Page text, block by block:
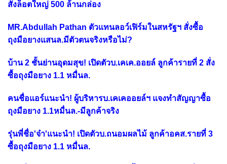
สั่งล็อตใหญ่ 500 ล้านกล่อง
MR.Abdullah Pathan ตัวแทนลอว์เฟิร์มในสหรัฐฯ สั่งซื้อ
ถุงมือยางแสนล.มีตัวตนจริงหรือไม่?
บ้าน 2 ชั้นย่านอุดมสุข! เปิดตัวบ.เคเค.ออยล์ ลูกค้ารายที่ 2 สั่ง
ซื้อถุงมือยาง 1.1 หมื่นล.
คนชื่อแอร์แนะนำ! ผู้บริหารบ.เคเคออยล์ฯ แจงทำสัญญาซื้อ
ถุงมือยาง 1.1หมื่นล.-มีลูกค้าจริง
รุ่นพี่ชื่อ'จ๋า'แนะนำ! เปิดตัวบ.ถนอมผลไม้ ลูกค้าอคส.รายที่ 3
ซื้อถุงมือยาง 1.1 หมื่นล.